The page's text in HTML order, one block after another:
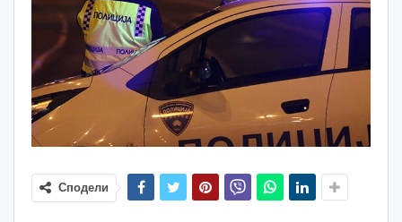
Сподели